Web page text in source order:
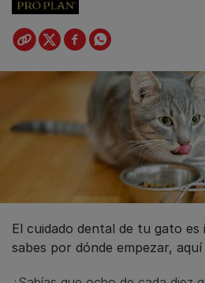
El cuidado dental de tu gato
sabes por dónde empezar,